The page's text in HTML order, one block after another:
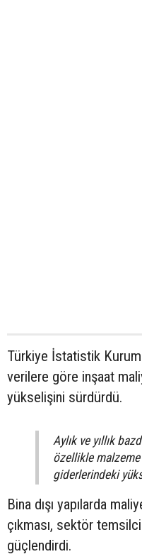
Türkiye İstatistik
verilere göre inşaat
yükselişini sürdürdü.
Aylık ve yıllık
özellikle
giderlerindeki
Bina dışı yapılarda
çıkması, sektör
güçlendirdi.